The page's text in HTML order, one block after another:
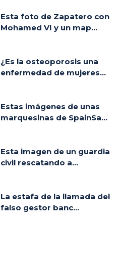
Esta foto de Zapatero con
Mohamed VI y un map...
¿Es la osteoporosis una
enfermedad de mujeres...
Estas imágenes de unas
marquesinas de SpainSa...
Esta imagen de un guardia
civil rescatando a...
La estafa de la llamada del
falso gestor banc...